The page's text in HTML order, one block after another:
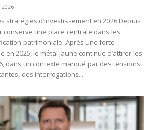
stratégies d’investissement en 2026 Depuis
conserve une place centrale dans les
patrimoniale. Après une forte
en 2025, le métal jaune continue d’attirer les
dans un contexte marqué par des tensions
des interrogations...